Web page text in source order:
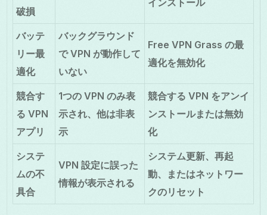
破損
バッテ
リー最
適化
バックグラウンド
で VPN が動作して
いない
Free VPN Grass の最
適化を無効化
競合す
る VPN
アプリ
1つの VPN のみ表
示され、他は非表
示
競合する VPN をアンイ
ンストールまたは無効
化
システ
ムの不
具合
VPN 設定に誤った
情報が表示される
システム更新、再起
動、またはネットワー
クのリセット